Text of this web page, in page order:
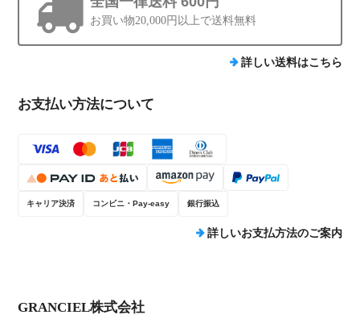
お買い物20,000円以上で送料無料
詳しい送料はこちら
お支払い方法について
キャリア決済 コンビニ・Pay-easy 銀行振込
詳しいお支払方法のご案内
GRANCIEL株式会社